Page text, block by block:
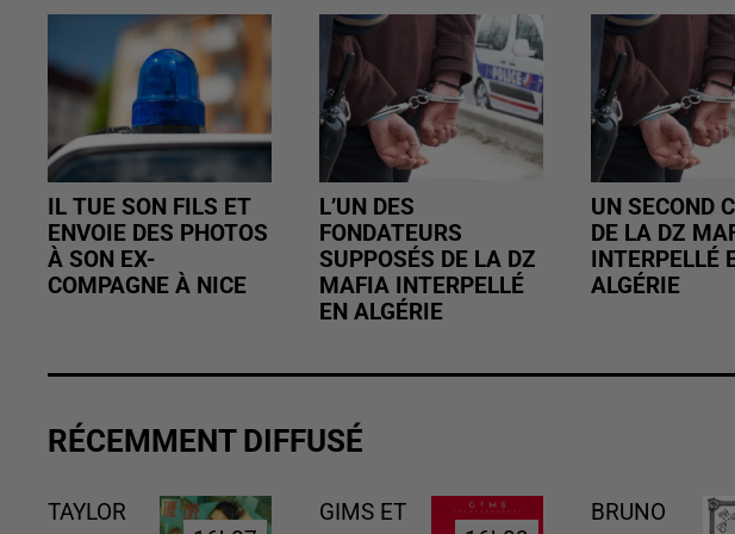
IL TUE SON FILS ET
ENVOIE DES PHOTOS
À SON EX-
COMPAGNE À NICE
L’UN DES
FONDATEURS
SUPPOSÉS DE LA DZ
MAFIA INTERPELLÉ
EN ALGÉRIE
UN SECOND
DE LA DZ
INTERPELLÉ
ALGÉRIE
RÉCEMMENT DIFFUSÉ
TAYLOR
GIMS ET
BRUNO